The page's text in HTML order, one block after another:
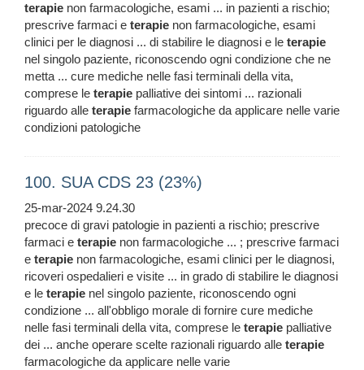
terapie non farmacologiche, esami ... in pazienti a rischio;
prescrive farmaci e terapie non farmacologiche, esami
clinici per le diagnosi ... di stabilire le diagnosi e le terapie
nel singolo paziente, riconoscendo ogni condizione che ne
metta ... cure mediche nelle fasi terminali della vita,
comprese le terapie palliative dei sintomi ... razionali
riguardo alle terapie farmacologiche da applicare nelle varie
condizioni patologiche
100. SUA CDS 23 (23%)
25-mar-2024 9.24.30
precoce di gravi patologie in pazienti a rischio; prescrive
farmaci e terapie non farmacologiche ... ; prescrive farmaci
e terapie non farmacologiche, esami clinici per le diagnosi,
ricoveri ospedalieri e visite ... in grado di stabilire le diagnosi
e le terapie nel singolo paziente, riconoscendo ogni
condizione ... all'obbligo morale di fornire cure mediche
nelle fasi terminali della vita, comprese le terapie palliative
dei ... anche operare scelte razionali riguardo alle terapie
farmacologiche da applicare nelle varie